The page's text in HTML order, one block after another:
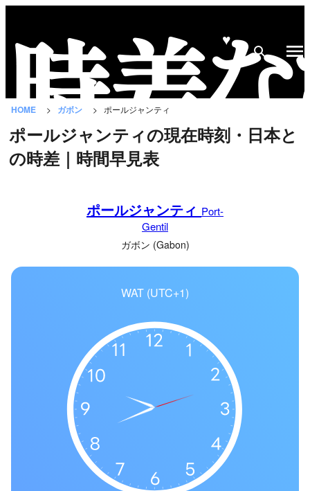
♥
HOME ガボン ポールジャンティ
ポールジャンティの現在時刻・日本と
の時差｜時間早見表
ポールジャンティ Port-
Gentil
ガボン (Gabon)
WAT (UTC+1)
な
と
は？